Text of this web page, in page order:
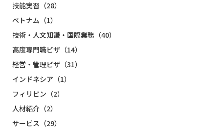
技能実習（28）
ベトナム（1）
技術・人文知識・国際業務（40）
高度専門職ビザ（14）
経営・管理ビザ（31）
インドネシア（1）
フィリピン（2）
人材紹介（2）
サービス（29）